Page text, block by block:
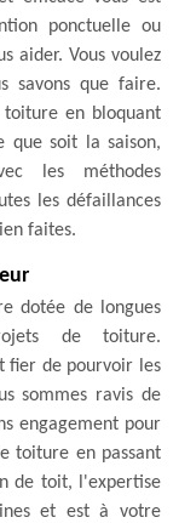
ponctuelle ou
aider. Vous voulez
savons que faire.
toiture en bloquant
que soit la saison,
les méthodes
les défaillances
faites.
dotée de longues
de toiture.
fier de pourvoir les
sommes ravis de
engagement pour
toiture en passant
de toit, l'expertise
et est à votre